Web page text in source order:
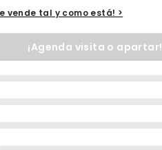
vende tal y como está! >
¡Agenda visita o apartar!